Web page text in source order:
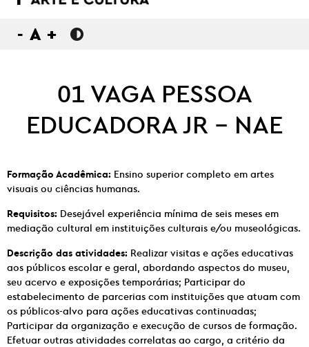
- A +
01 VAGA PESSOA
EDUCADORA JR – NAE
Formação Acadêmica: Ensino superior completo em artes
visuais ou ciências humanas.
Requisitos: Desejável experiência mínima de seis meses em
mediação cultural em instituições culturais e/ou museológicas.
Descrição das atividades: Realizar visitas e ações educativas
aos públicos escolar e geral, abordando aspectos do museu,
seu acervo e exposições temporárias; Participar do
estabelecimento de parcerias com instituições que atuam com
os públicos-alvo para ações educativas continuadas;
Participar da organização e execução de cursos de formação.
Efetuar outras atividades correlatas ao cargo, a critério da